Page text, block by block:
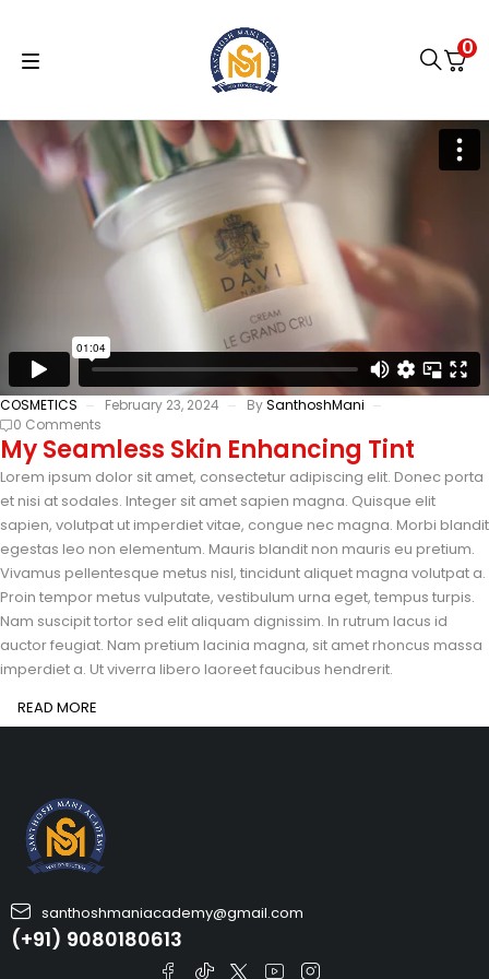
0
COSMETICS February 23, 2024 BySanthoshMani
0 Comments
My Seamless Skin Enhancing Tint
Lorem ipsum dolor sit amet, consectetur adipiscing elit. Donec porta
et nisi at sodales. Integer sit amet sapien magna. Quisque elit
sapien, volutpat ut imperdiet vitae, congue nec magna. Morbi blandit
egestas leo non elementum. Mauris blandit non mauris eu pretium.
Vivamus pellentesque metus nisl, tincidunt aliquet magna volutpat a.
Proin tempor metus vulputate, vestibulum urna eget, tempus turpis.
Nam suscipit tortor sed elit aliquam dignissim. In rutrum lacus id
auctor feugiat. Nam pretium lacinia magna, sit amet rhoncus massa
imperdiet a. Ut viverra libero laoreet faucibus hendrerit.
READ MORE
santhoshmaniacademy@gmail.com
(+91) 9080180613